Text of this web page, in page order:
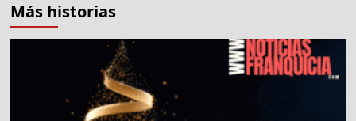
Más historias